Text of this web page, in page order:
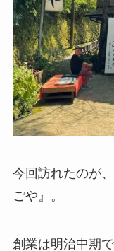
今回訪れたのが
ごや』。
創業は明治中期